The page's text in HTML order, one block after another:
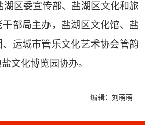
湖区委宣传部、盐湖区文化和旅
部局主办，盐湖区文化馆、盐
运城市管乐文化艺术协会管韵
文化博览园协办。
编辑：刘萌萌